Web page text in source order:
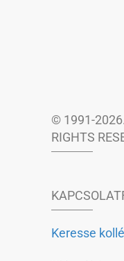
© 1991-
RIGHTS
Keresse